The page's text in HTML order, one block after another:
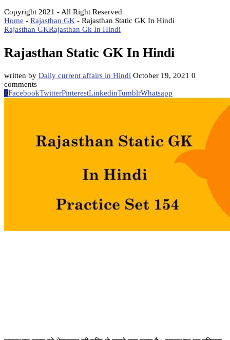
Copyright 2021 - All Right Reserved
Home - Rajasthan GK - Rajasthan Static GK In Hindi
Rajasthan GKRajasthan Gk In Hindi
Rajasthan Static GK In Hindi
written by Daily current affairs in Hindi October 19, 2021 0
comments
0FacebookTwitterPinterestLinkedinTumblrWhatsapp